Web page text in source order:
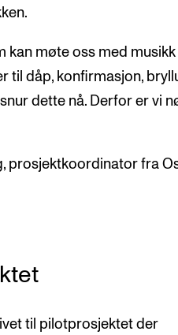
kan møte oss med musikk
til dåp, konfirmasjon,
dette nå. Derfor er vi
prosjektkoordinator fra
til pilotprosjektet der